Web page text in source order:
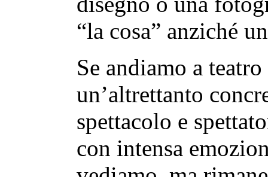
“la cosa” anziché
Se andiamo a
un’altrettanto
spettacolo e
con intensa